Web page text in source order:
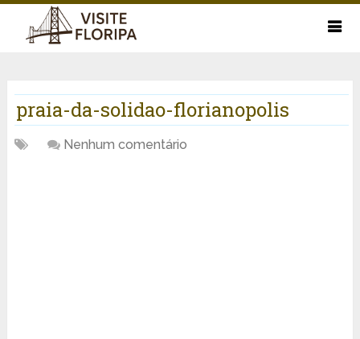
praia-da-solidao-florianopolis
Nenhum comentário